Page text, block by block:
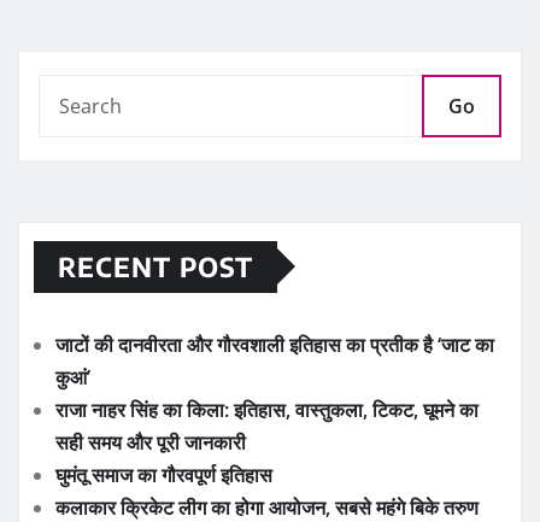
Go
RECENT POST
जाटों की दानवीरता और गौरवशाली इतिहास का प्रतीक है ‘जाट का
कुआं’
राजा नाहर सिंह का किला: इतिहास, वास्तुकला, टिकट, घूमने का
सही समय और पूरी जानकारी
घुमंतू समाज का गौरवपूर्ण इतिहास
कलाकार क्रिकेट लीग का होगा आयोजन, सबसे महंगे बिके तरुण